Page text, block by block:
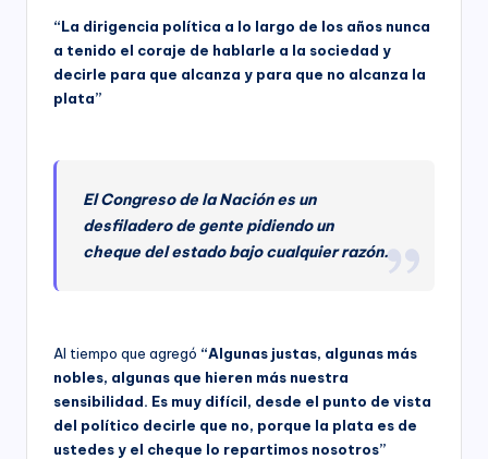
“La dirigencia política a lo largo de los años nunca
a tenido el coraje de hablarle a la sociedad y
decirle para que alcanza y para que no alcanza la
plata”
El Congreso de la Nación es un
desfiladero de gente pidiendo un
cheque del estado bajo cualquier razón.
Al tiempo que agregó “Algunas justas, algunas más
nobles, algunas que hieren más nuestra
sensibilidad. Es muy difícil, desde el punto de vista
del político decirle que no, porque la plata es de
ustedes y el cheque lo repartimos nosotros”